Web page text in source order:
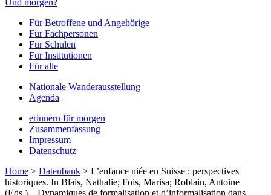
Und morgen?
Für Betroffene und Angehörige
Für Fachpersonen
Für Schulen
Für Institutionen
Für alle
Nationale Wanderausstellung
Agenda
erinnern für morgen
Zusammenfassung
Impressum
Datenschutz
Home > Datenbank > L’enfance niée en Suisse : perspectives
historiques. In Blais, Nathalie; Fois, Marisa; Roblain, Antoine
(Eds.), . Dynamiques de formalisation et d’informalisation dans